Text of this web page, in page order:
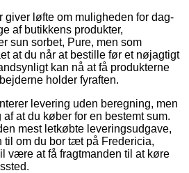
giver løfte om muligheden for dag-
af butikkens produkter,
sun sorbet, Pure, men som
at du når at bestille før et nøjagtigt
kan nå at få produkterne
holder fyraften.
levering uden beregning, men
at du køber for en bestemt sum.
mest letkøbte leveringsudgave,
til om du bor tæt på Fredericia,
være at få fragtmanden til at køre